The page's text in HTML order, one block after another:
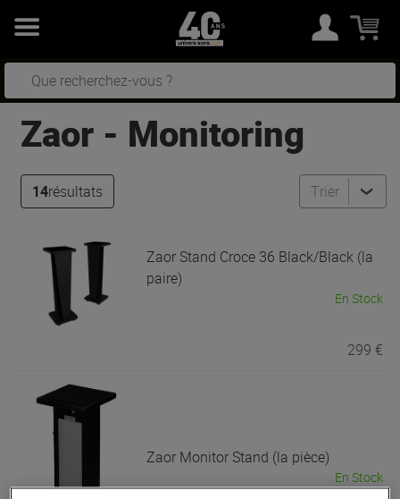
Zaor - Monitoring
14résultats Trier
ZaorStand Croce 36 Black/Black (la
paire)
En Stock
299 €
Zaor Monitor Stand (la pièce)
En Stock